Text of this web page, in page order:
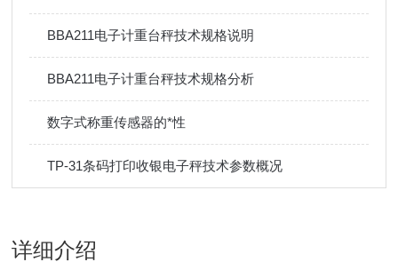
BBA211电子计重台秤技术规格说明
BBA211电子计重台秤技术规格分析
数字式称重传感器的*性
TP-31条码打印收银电子秤技术参数概况
详细介绍